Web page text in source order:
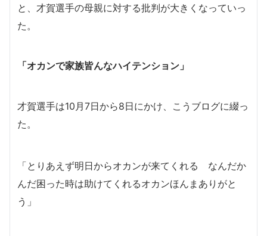
と、才賀選手の母親に対する批判が大きくなっていっ
た。
「オカンで家族皆んなハイテンション」
才賀選手は10月7日から8日にかけ、こうブログに綴っ
た。
「とりあえず明日からオカンが来てくれる なんだか
んだ困った時は助けてくれるオカンほんまありがと
う」